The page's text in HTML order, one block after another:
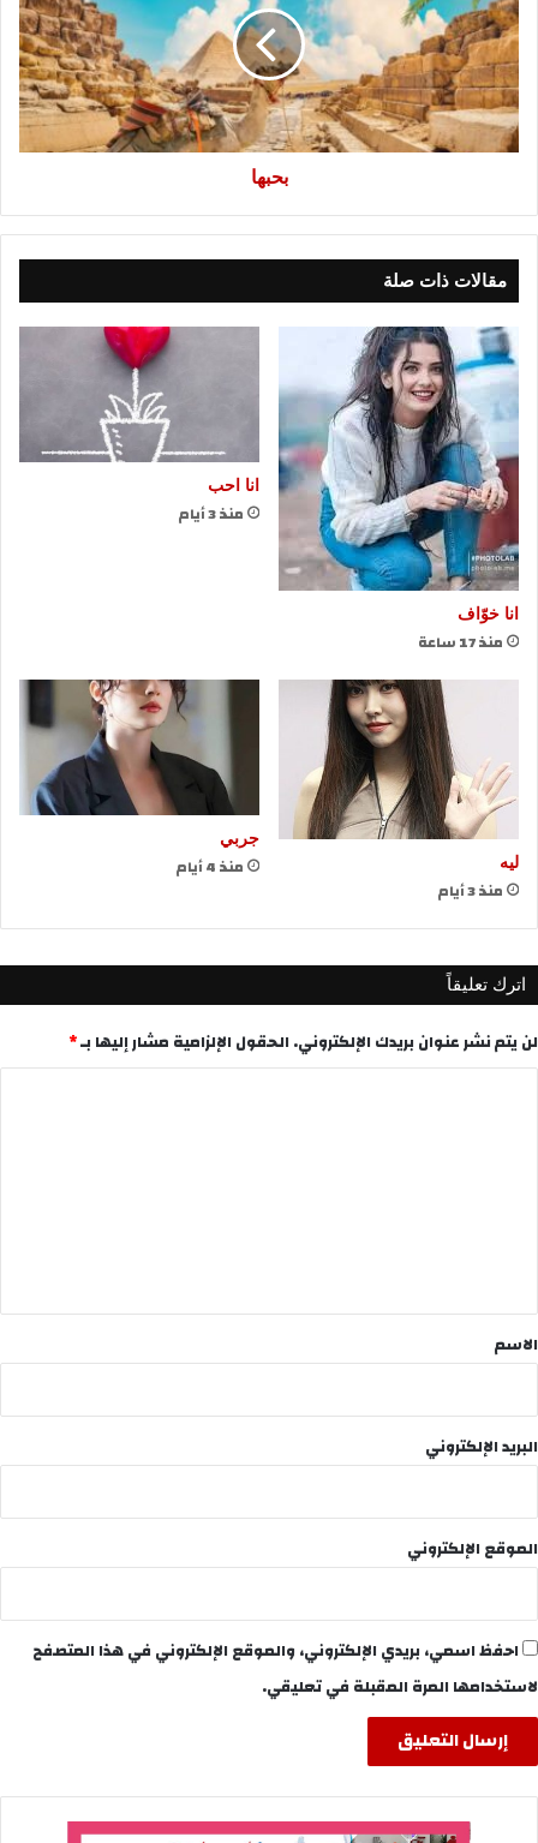
بحبها
مقالات ذات صلة
انا خوّاف
منذ 17 ساعة
انا احب
منذ 3 أيام
ليه
منذ 3 أيام
جربي
منذ 4 أيام
اترك تعليقاً
لن يتم نشر عنوان بريدك الإلكتروني. الحقول الإلزامية مشار إليها بـ*
*
الاسم
البريد الإلكتروني
الموقع الإلكتروني
احفظ اسمي، بريدي الإلكتروني، والموقع الإلكتروني في هذا المتصفح
لاستخدامها المرة المقبلة في تعليقي.